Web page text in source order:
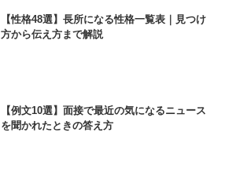
【性格48選】長所になる性格一覧表｜見つけ
方から伝え方まで解説
【例文10選】面接で最近の気になるニュース
を聞かれたときの答え方